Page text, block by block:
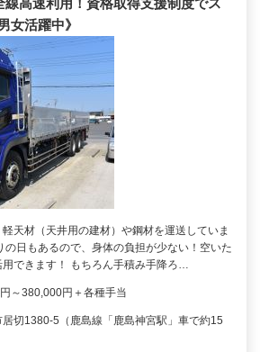
女活躍中》
天材（天井用の建材）や鋼材を運送していま
の日もあるので、身体の負担が少ない！空いた
できます！ もちろん手積み手降ろ…
～380,000円＋各種手当
切1380-5（鹿島線「鹿島神宮駅」車で約15